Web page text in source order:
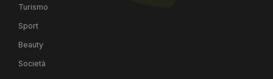
Turismo
Sport
Beauty
Società